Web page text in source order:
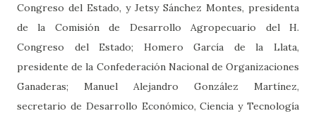
Congreso del Estado, y Jetsy Sánchez Montes, presidenta
de la Comisión de Desarrollo Agropecuario del H.
Congreso del Estado; Homero García de la Llata,
presidente de la Confederación Nacional de Organizaciones
Ganaderas; Manuel Alejandro González Martínez,
secretario de Desarrollo Económico, Ciencia y Tecnología